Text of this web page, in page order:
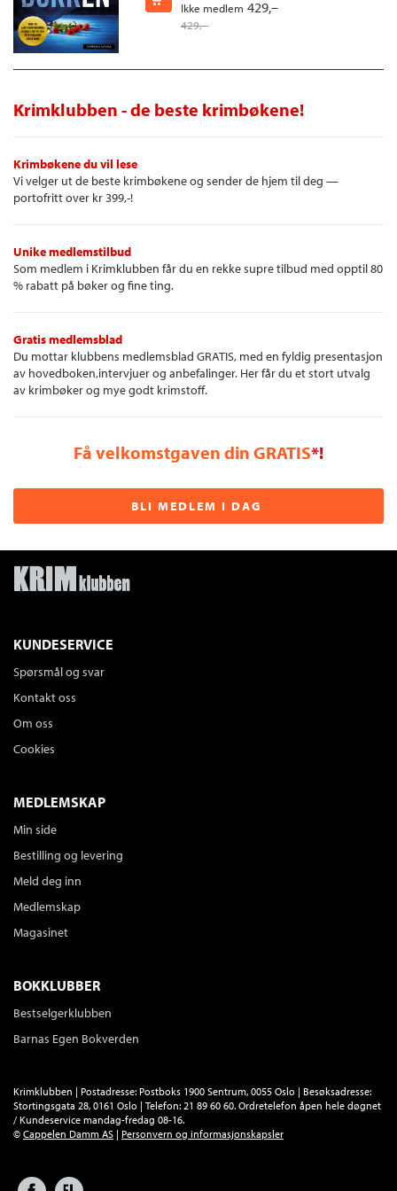
Lotta Olsson, Dagens Nyheter
dritten som har skjedd, er din feil. Alt sammen.»
«Unnskyld», sier Julia dempet med blikket i bakken.
Liv, som er for tynn for årstiden, men Liv river seg løs.
Julia prøver å lese av ansiktene deres, men forstår ikke. Så
kaster de et blikk på trikkeskinnene.
Det gule varselskiltet er umulig å overse. Uroen løper av
med henne, og kvalmen velter opp så brått at hun nesten ikke
greier å holde den tilbake.
«Du skal legge deg tvers over sporet.»
Ikke medlem 429,–
429,–
Krimklubben - de beste krimbøkene!
Krimbøkene du vil lese
Vi velger ut de beste krimbøkene og sender de hjem til deg —
portofritt over kr 399,-!
Unike medlemstilbud
Som medlem i Krimklubben får du en rekke supre tilbud med opptil 80
% rabatt på bøker og fine ting.
Gratis medlemsblad
Du mottar klubbens medlemsblad GRATIS, med en fyldig presentasjon
av hovedboken,intervjuer og anbefalinger. Her får du et stort utvalg
av krimbøker og mye godt krimstoff.
Få velkomstgaven din GRATIS*!
BLI MEDLEM I DAG
KUNDESERVICE
Spørsmål og svar
Kontakt oss
Om oss
Cookies
MEDLEMSKAP
Min side
Bestilling og levering
Meld deg inn
Medlemskap
Magasinet
BOKKLUBBER
Bestselgerklubben
Barnas Egen Bokverden
Krimklubben | Postadresse: Postboks 1900 Sentrum, 0055 Oslo | Besøksadresse:
Stortingsgata 28, 0161 Oslo | Telefon: 21 89 60 60. Ordretelefon åpen hele døgnet
/ Kundeservice mandag-fredag 08-16.
© Cappelen Damm AS | Personvern og informasjonskapsler
Facebook